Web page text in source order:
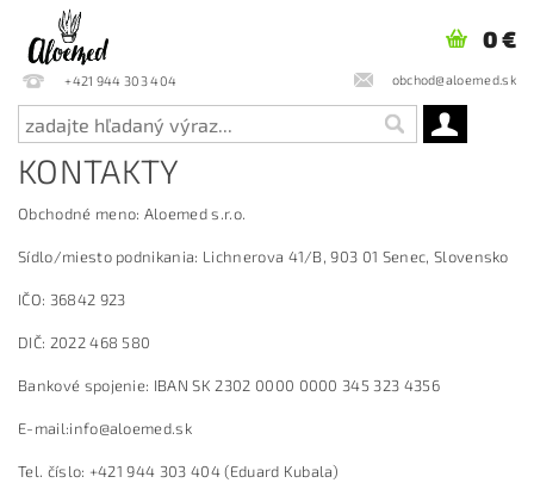
+421 944 303 404 obchod@aloemed.sk
0 €
KONTAKTY
Obchodné meno: Aloemed s.r.o.
Sídlo/miesto podnikania: Lichnerova 41/B, 903 01 Senec, Slovensko
IČO: 36842 923
DIČ: 2022 468 580
Bankové spojenie: IBAN SK 2302 0000 0000 345 323 4356
E-mail:info@aloemed.sk
Tel. číslo: +421 944 303 404 (Eduard Kubala)